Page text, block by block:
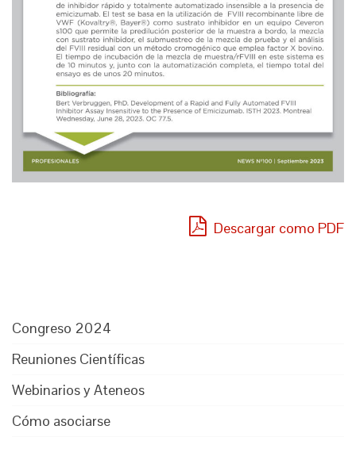
Descargar como PDF
Congreso 2024
Reuniones Científicas
Webinarios y Ateneos
Cómo asociarse